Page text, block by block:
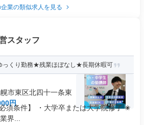
企業の類似求人を見る
スタッフ
っくり勤務★残業ほぼなし★長期休暇可
市東区北四十一条東
円
須条件】 ・大学卒または大学院修了 ✬
界...